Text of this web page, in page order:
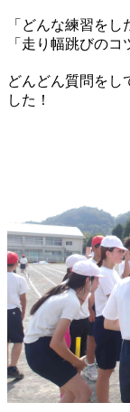
「どんな練習をし
「走り幅跳びのコ
どんどん質問をし
した！